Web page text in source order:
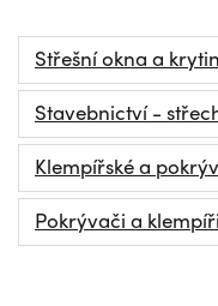
Střešní okna a
Stavebnictví -
Klempířské a
Pokrývači a klempíři